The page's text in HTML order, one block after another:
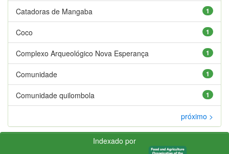
1
Catadoras de Mangaba
1
Coco
1
Complexo Arqueológico Nova Esperança
1
Comunidade
1
Comunidade quilombola
próximo >
Indexado por